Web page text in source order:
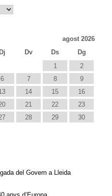
agost 2026
Dj Dv Ds
Dg
1
2
6 7 8
9
14 15
16
21 22
23
28 29
30
del Govern a Lleida